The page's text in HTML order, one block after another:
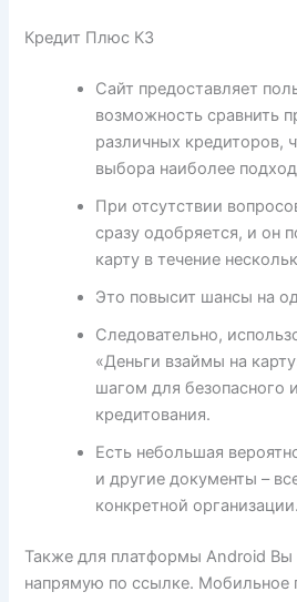
Кредит Плюс КЗ
Сайт предоставляет
возможность сравнить
различных кредиторов,
выбора наиболее
При отсутствии
сразу одобряется, и он
карту в течение
Это повысит шансы на
Следовательно,
«Деньги взаймы на
шагом для безопасного
кредитования.
Есть небольшая
и другие документы –
конкретной организации.
Также для платформы Android Вы
напрямую по ссылке. Мобильное